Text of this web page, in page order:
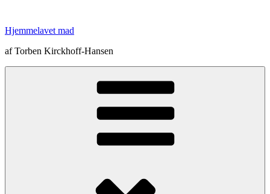
indhold
Hjemmelavet mad
af Torben Kirckhoff-Hansen